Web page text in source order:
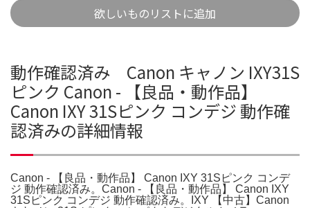
欲しいものリストに追加
動作確認済み Canon キャノン IXY31S
ピンク Canon - 【良品・動作品】
Canon IXY 31Sピンク コンデジ 動作確
認済みの詳細情報
Canon - 【良品・動作品】 Canon IXY 31Sピンク コンデ
ジ 動作確認済み。Canon - 【良品・動作品】 Canon IXY
31Sピンク コンデジ 動作確認済み。IXY 【中古】Canon